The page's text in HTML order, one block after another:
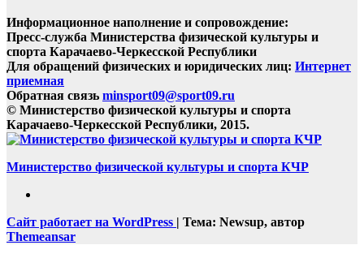
Информационное наполнение и сопровождение:
Пресс-служба Министерства физической культуры и
спорта Карачаево-Черкесской Республики
Для обращений физических и юридических лиц: Интернет
приемная
Обратная связь minsport09@sport09.ru
© Министерство физической культуры и спорта
Карачаево-Черкесской Республики, 2015.
Министерство физической культуры и спорта КЧР
Сайт работает на WordPress | Тема: Newsup, автор
Themeansar